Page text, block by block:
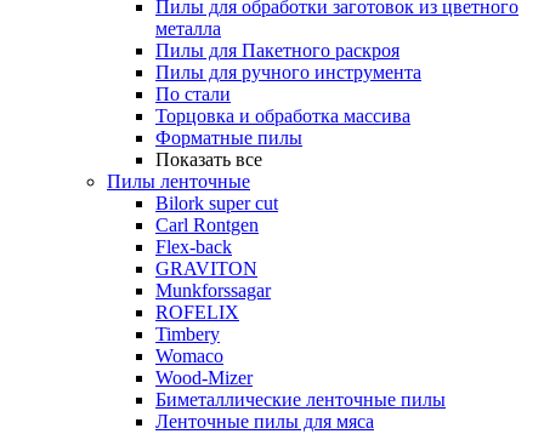
Пилы для обработки заготовок из цветного
металла
Пилы для Пакетного раскроя
Пилы для ручного инструмента
По стали
Торцовка и обработка массива
Форматные пилы
Показать все
Пилы ленточные
Bilork super cut
Carl Rontgen
Flex-back
GRAVITON
Munkforssagar
ROFELIX
Timbery
Womaco
Wood-Mizer
Биметаллические ленточные пилы
Ленточные пилы для мяса